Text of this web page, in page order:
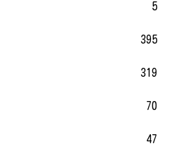
5
395
319
70
47